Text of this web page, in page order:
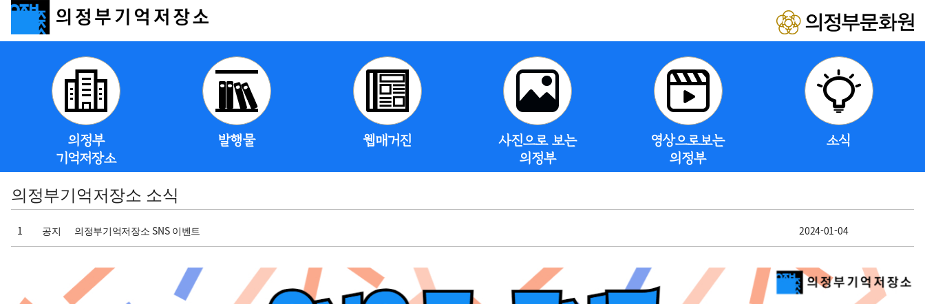
의정부
기억저장소
발행물 웹매거진
사진으로 보는
의정부
영상으로보는
의정부
소식
의정부기억저장소 소식
1 공지 의정부기억저장소 SNS 이벤트 2024-01-04